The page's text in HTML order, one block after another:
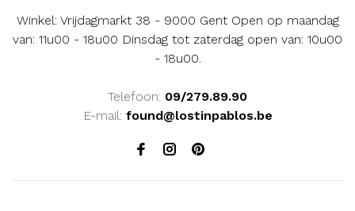
Winkel: Vrijdagmarkt 38 - 9000 Gent Open op maandag
van: 11u00 - 18u00 Dinsdag tot zaterdag open van: 10u00
- 18u00.
Telefoon: 09/279.89.90
E-mail: found@lostinpablos.be